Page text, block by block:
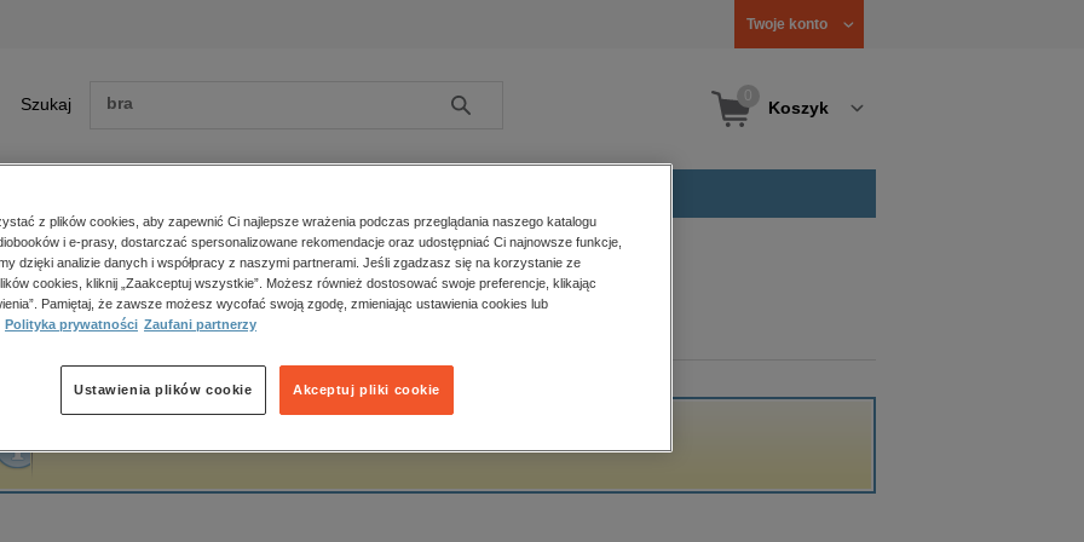
Twoje konto
Szukaj Szukaj Koszyk
Zobacz wszystkie E-prasa
polityka, społeczno-informacyjne
psychologiczne
popularno-naukowe
historia
główna Matthew Gabriele
Gabriele
z plików cookies, aby zapewnić Ci najlepsze wrażenia podczas przeglądania naszego katalogu
i e-prasy, dostarczać spersonalizowane rekomendacje oraz udostępniać Ci najnowsze funkcje,
dzięki analizie danych i współpracy z naszymi partnerami. Jeśli zgadzasz się na korzystanie ze
cookies, kliknij „Zaakceptuj wszystkie”. Możesz również dostosować swoje preferencje, klikając
Pamiętaj, że zawsze możesz wycofać swoją zgodę, zmieniając ustawienia cookies lub
Polityka prywatności Zaufani partnerzy
Akceptuj pliki cookie
Ustawienia plików cookie